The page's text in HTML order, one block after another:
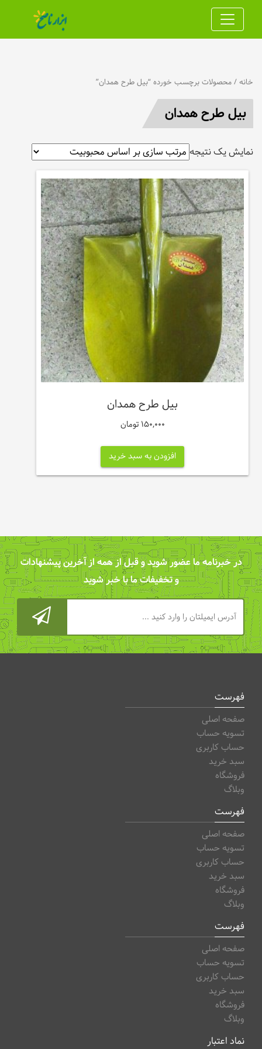
خانه / محصولات برچسب خورده “بيل طرح همدان”
بيل طرح همدان
نمایش یک نتیجه
بیل طرح همدان
150,000 تومان
افزودن به سبد خرید
در خبرنامه ما عضور شوید و قبل از همه از آخرین پیشنهادات
و تخفیفات ما با خبر شوید
فهرست
صفحه اصلی
تسویه حساب
حساب کاربری
سبد خرید
فروشگاه
وبلاگ
فهرست
صفحه اصلی
تسویه حساب
حساب کاربری
سبد خرید
فروشگاه
وبلاگ
فهرست
صفحه اصلی
تسویه حساب
حساب کاربری
سبد خرید
فروشگاه
وبلاگ
نماد اعتبار